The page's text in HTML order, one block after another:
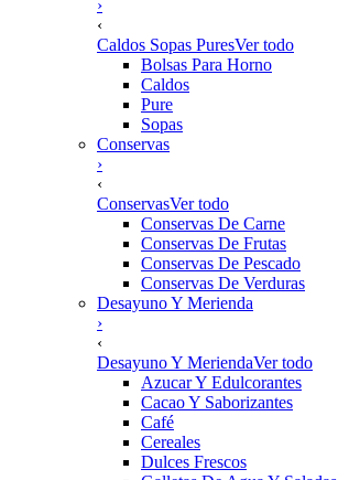
›
‹
Caldos Sopas PuresVer todo
Bolsas Para Horno
Caldos
Pure
Sopas
Conservas
›
‹
ConservasVer todo
Conservas De Carne
Conservas De Frutas
Conservas De Pescado
Conservas De Verduras
Desayuno Y Merienda
›
‹
Desayuno Y MeriendaVer todo
Azucar Y Edulcorantes
Cacao Y Saborizantes
Café
Cereales
Dulces Frescos